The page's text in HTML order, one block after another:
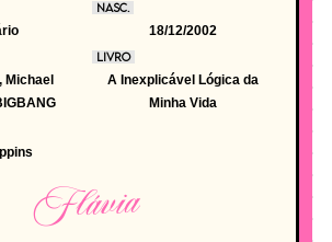
NASC.
18/12/2002
Michael
LIVRO
A Inexplicável Lógica da
Minha Vida
Flávia